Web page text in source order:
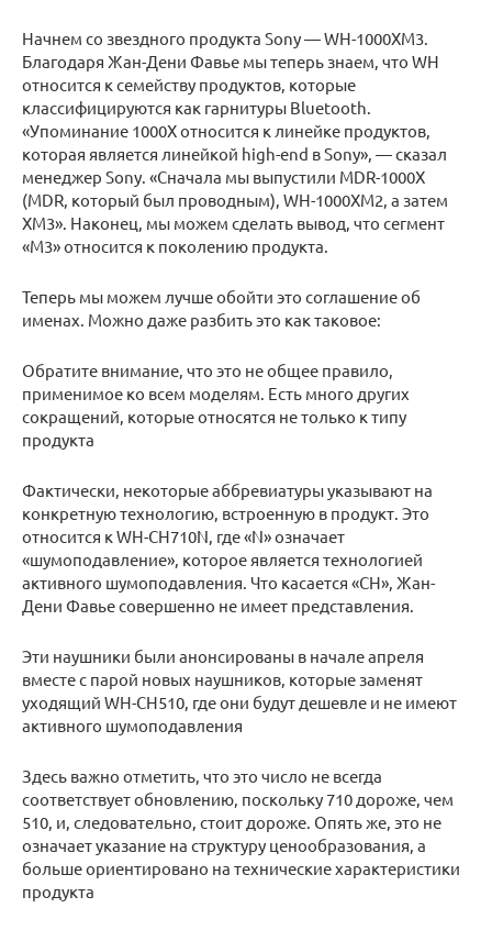
Начнем со звездного продукта Sony — WH-1000XM3.
Благодаря Жан-Дени Фавье мы теперь знаем, что WH
относится к семейству продуктов, которые
классифицируются как гарнитуры Bluetooth.
«Упоминание 1000X относится к линейке продуктов,
которая является линейкой high-end в Sony», — сказал
менеджер Sony. «Сначала мы выпустили MDR-1000X
(MDR, который был проводным), WH-1000XM2, а затем
XM3». Наконец, мы можем сделать вывод, что сегмент
«M3» относится к поколению продукта.
Теперь мы можем лучше обойти это соглашение об
именах. Можно даже разбить это как таковое:
Обратите внимание, что это не общее правило,
применимое ко всем моделям. Есть много других
сокращений, которые относятся не только к типу
продукта
Фактически, некоторые аббревиатуры указывают на
конкретную технологию, встроенную в продукт. Это
относится к WH-CH710N, где «N» означает
«шумоподавление», которое является технологией
активного шумоподавления. Что касается «СН», Жан-
Дени Фавье совершенно не имеет представления.
Эти наушники были анонсированы в начале апреля
вместе с парой новых наушников, которые заменят
уходящий WH-CH510, где они будут дешевле и не имеют
активного шумоподавления
Здесь важно отметить, что это число не всегда
соответствует обновлению, поскольку 710 дороже, чем
510, и, следовательно, стоит дороже. Опять же, это не
означает указание на структуру ценообразования, а
больше ориентировано на технические характеристики
продукта